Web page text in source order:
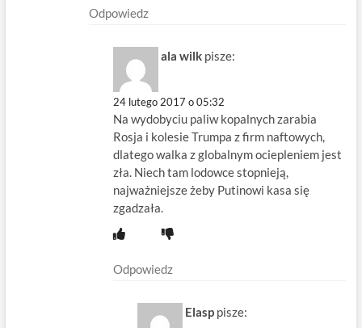
Odpowiedz
ala wilk pisze:
24 lutego 2017 o 05:32
Na wydobyciu paliw kopalnych zarabia
Rosja i kolesie Trumpa z firm naftowych,
dlatego walka z globalnym ociepleniem jest
zła. Niech tam lodowce stopnieją,
najważniejsze żeby Putinowi kasa się
zgadzała.
Odpowiedz
Elasp pisze: